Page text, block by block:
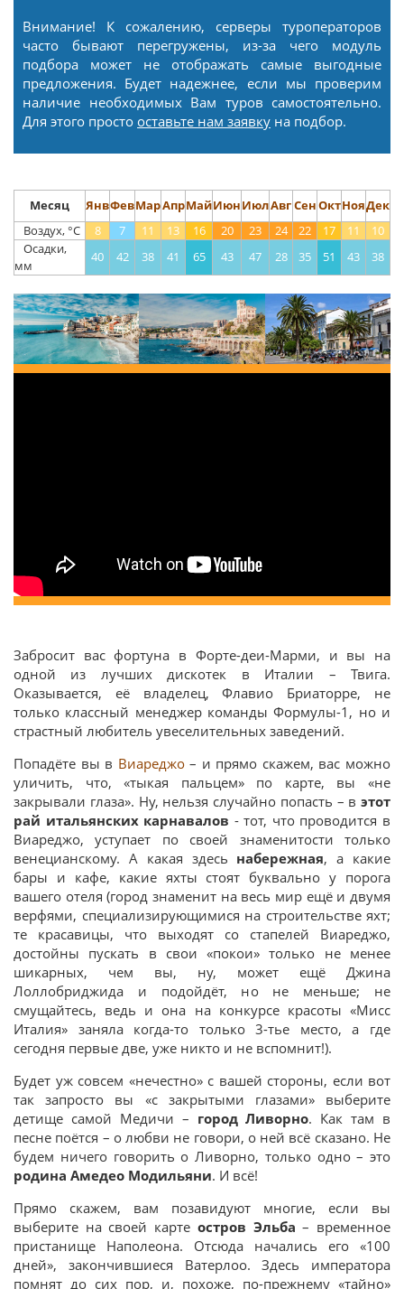
Внимание! К сожалению, серверы туроператоров
часто бывают перегружены, из-за чего модуль
подбора может не отображать самые выгодные
предложения. Будет надежнее, если мы проверим
наличие необходимых Вам туров самостоятельно.
Для этого просто оставьте нам заявку на подбор.
Месяц ЯнвФевМарАпрМайИюнИюлАвгСенОктНояДек
Воздух, °С
8 7 11 13 16 20 23 24 22 17 11
10
Осадки,
мм
40 42 38 41 65 43 47 28 35 51 43 38
Забросит вас фортуна в Форте-деи-Марми, и вы на
одной из лучших дискотек в Италии – Твига.
Оказывается, её владелец, Флавио Бриаторре, не
только классный менеджер команды Формулы-1, но и
страстный любитель увеселительных заведений.
Попадёте вы в Виареджо– и прямо скажем, вас можно
уличить, что, «тыкая пальцем» по карте, вы «не
закрывали глаза». Ну, нельзя случайно попасть – в этот
рай итальянских карнавалов - тот, что проводится в
Виареджо, уступает по своей знаменитости только
венецианскому. А какая здесь набережная, а какие
бары и кафе, какие яхты стоят буквально у порога
вашего отеля (город знаменит на весь мир ещё и двумя
верфями, специализирующимися на строительстве яхт;
те красавицы, что выходят со стапелей Виареджо,
достойны пускать в свои «покои» только не менее
шикарных, чем вы, ну, может ещё Джина
Лоллобриджида и подойдёт, но не меньше; не
смущайтесь, ведь и она на конкурсе красоты «Мисс
Италия» заняла когда-то только 3-тье место, а где
сегодня первые две, уже никто и не вспомнит!).
Будет уж совсем «нечестно» с вашей стороны, если вот
так запросто вы «с закрытыми глазами» выберите
детище самой Медичи – город Ливорно. Как там в
песне поётся – о любви не говори, о ней всё сказано. Не
будем ничего говорить о Ливорно, только одно – это
родина Амедео Модильяни. И всё!
Прямо скажем, вам позавидуют многие, если вы
выберите на своей карте остров Эльба – временное
пристанище Наполеона. Отсюда начались его «100
дней», закончившиеся Ватерлоо. Здесь императора
помнят до сих пор, и, похоже, по-прежнему «тайно»